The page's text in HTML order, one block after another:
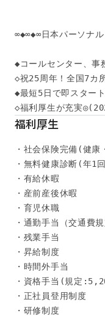
∞◆∞◆∞日本パーソナ
◆コールセンター、事
◇祝25周年！全国7カ
◆最短5日で即スター
◇福利厚生が充実
福利厚生
・社会保険完備(健
・無料健康診断(年1
・有給休暇
・産前産後休暇
・育児休職
・通勤手当（交通費規
・残業手当
・昇給制度
・時間外手当
・資格手当(規定
・正社員登用制度
・研修制度